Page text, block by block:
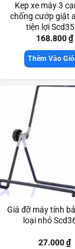
Kẹp xe máy 3
chống cướp giật
tiện lợi
168.800₫
Thêm Vào Giỏ
Giá đỡ máy tính
loại nhỏ
27.000₫